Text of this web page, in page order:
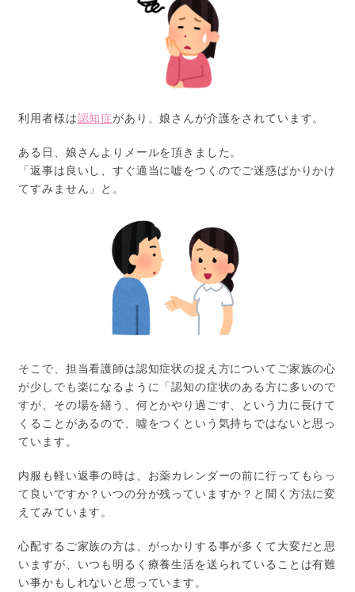
利用者様は認知症があり、娘さんが介護をされています。
ある日、娘さんよりメールを頂きました。
「返事は良いし、すぐ適当に嘘をつくのでご迷惑ばかりかけ
てすみません」と。
そこで、担当看護師は認知症状の捉え方についてご家族の心
が少しでも楽になるように「認知の症状のある方に多いので
すが、その場を繕う、何とかやり過ごす、という力に長けて
くることがあるので、噓をつくという気持ちではないと思っ
ています。
内服も軽い返事の時は、お薬カレンダーの前に行ってもらっ
て良いですか？いつの分が残っていますか？と聞く方法に変
えてみています。
心配するご家族の方は、がっかりする事が多くて大変だと思
いますが、いつも明るく療養生活を送られていることは有難
い事かもしれないと思っています。